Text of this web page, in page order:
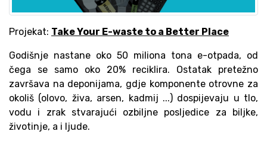
Projekat: Take Your E-waste to a Better Place
Godišnje nastane oko 50 miliona tona e-otpada, od
čega se samo oko 20% reciklira. Ostatak pretežno
završava na deponijama, gdje komponente otrovne za
okoliš (olovo, živa, arsen, kadmij ...) dospijevaju u tlo,
vodu i zrak stvarajući ozbiljne posljedice za biljke,
životinje, a i ljude.